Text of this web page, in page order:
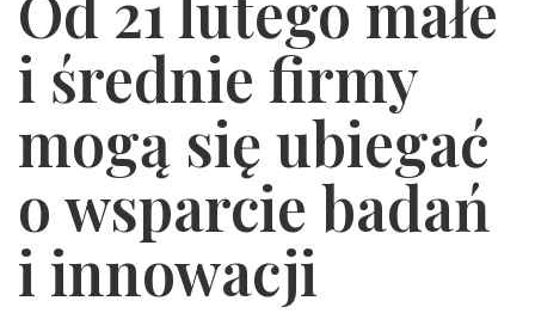
i średnie firmy
mogą się ubiegać
o wsparcie badań
i innowacji